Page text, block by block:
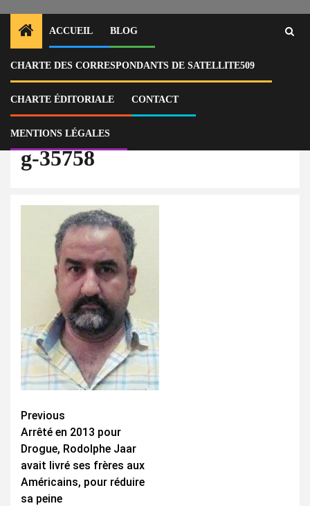
ACCUEIL BLOG
CHARTE DES CORRESPONDANTS DE SATELLITE509
CHARTE ÉDITORIALE CONTACT
MENTIONS LÉGALES
Home
Actu
Arrêté en 2013 pour Drogue, Rodolphe Jaar avait livré ses frères aux
Américains, pour réduire sa peine
g-35758
Continue
Reading
Previous
Arrêté en 2013 pour
Drogue, Rodolphe Jaar
avait livré ses frères aux
Américains, pour réduire
sa peine